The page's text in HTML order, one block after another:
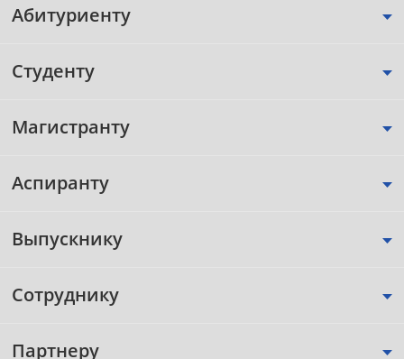
Абитуриенту
Студенту
Магистранту
Аспиранту
Выпускнику
Сотруднику
Партнеру